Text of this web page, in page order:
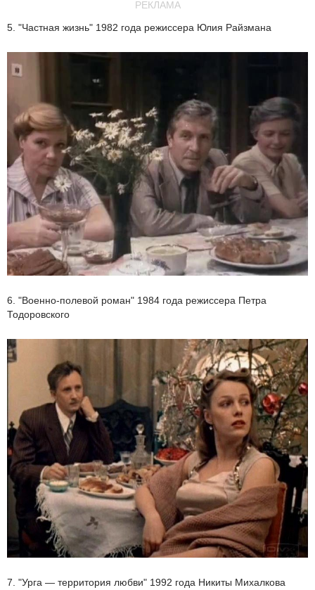
РЕКЛАМА
5. "Частная жизнь" 1982 года режиссера Юлия Райзмана
6. "Военно-полевой роман" 1984 года режиссера Петра
Тодоровского
7. "Урга — территория любви" 1992 года Никиты Михалкова